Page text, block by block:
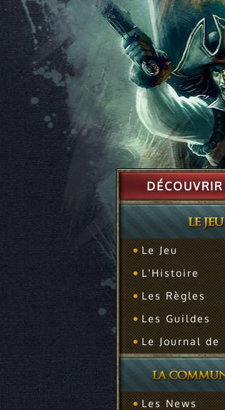
DÉCOUVRIR
Le Jeu
L'Histoire
Les Règles
Les Guildes
Le Journal de
Les News